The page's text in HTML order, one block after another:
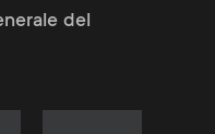
del